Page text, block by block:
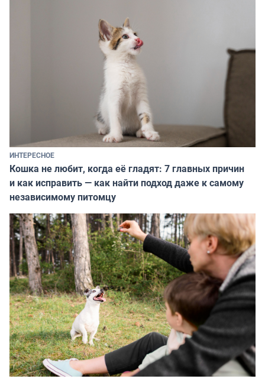
ИНТЕРЕСНОЕ
Кошка не любит, когда её гладят: 7 главных причин
и как исправить — как найти подход даже к самому
независимому питомцу